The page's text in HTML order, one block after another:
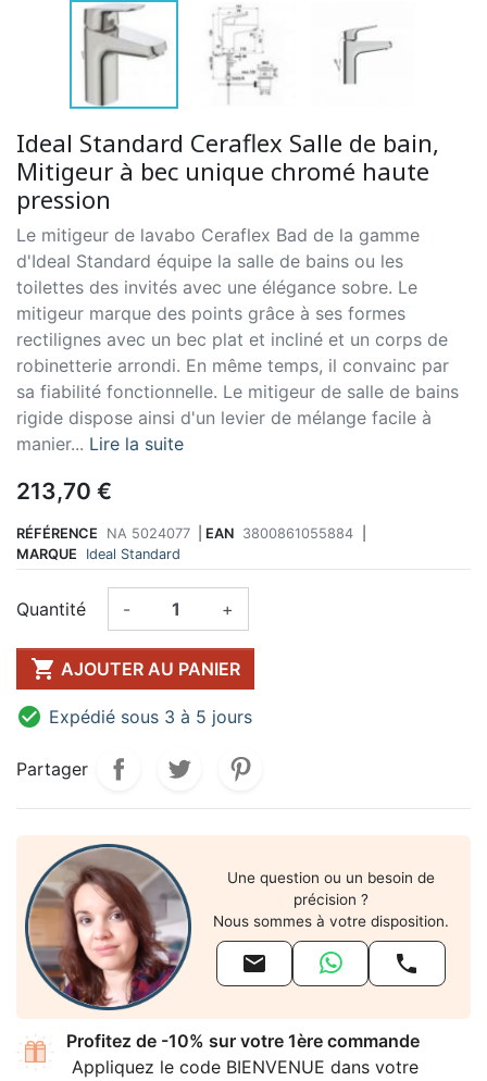
Ideal Standard Ceraflex Salle de bain,
Mitigeur à bec unique chromé haute
pression
Le mitigeur de lavabo Ceraflex Bad de la gamme
d'Ideal Standard équipe la salle de bains ou les
toilettes des invités avec une élégance sobre. Le
mitigeur marque des points grâce à ses formes
rectilignes avec un bec plat et incliné et un corps de
robinetterie arrondi. En même temps, il convainc par
sa fiabilité fonctionnelle. Le mitigeur de salle de bains
rigide dispose ainsi d'un levier de mélange facile à
manier... Lire la suite
213,70 €
RÉFÉRENCE NA 5024077 EAN 3800861055884
MARQUE
Ideal Standard
Quantité - +
 AJOUTER AU PANIER
 Expédié sous 3 à 5 jours
Partager
Une question ou un besoin de
précision ?
Nous sommes à votre disposition.
 
Profitez de -10% sur votre 1ère commande
Appliquez le code BIENVENUE dans votre